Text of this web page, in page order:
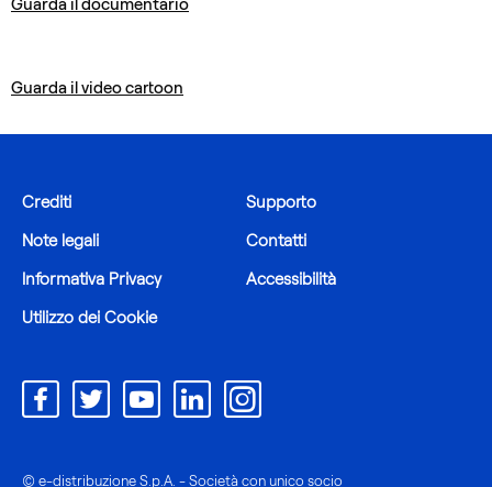
Guarda il documentario
Guarda il video cartoon
© e-distribuzione S.p.A. - Società con unico socio
Crediti
Note legali
Informativa Privacy
Utilizzo dei Cookie
Supporto
Contatti
Accessibilità